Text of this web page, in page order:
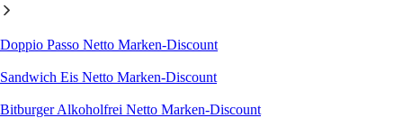
Doppio Passo Netto Marken-Discount
Sandwich Eis Netto Marken-Discount
Bitburger Alkoholfrei Netto Marken-Discount